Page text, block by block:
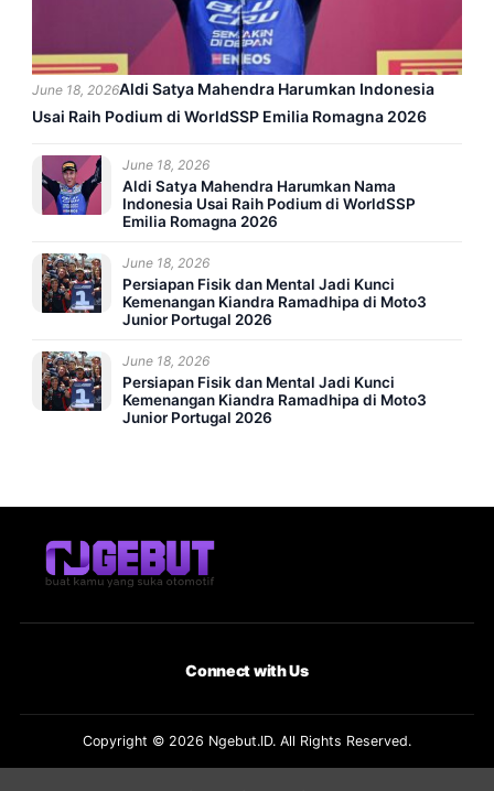
June 18, 2026Aldi Satya Mahendra Harumkan Indonesia
Usai Raih Podium di WorldSSP Emilia Romagna 2026
June 18, 2026
Aldi Satya Mahendra Harumkan Nama
Indonesia Usai Raih Podium di WorldSSP
Emilia Romagna 2026
June 18, 2026
Persiapan Fisik dan Mental Jadi Kunci
Kemenangan Kiandra Ramadhipa di Moto3
Junior Portugal 2026
June 18, 2026
Persiapan Fisik dan Mental Jadi Kunci
Kemenangan Kiandra Ramadhipa di Moto3
Junior Portugal 2026
Connect with Us
Copyright © 2026 Ngebut.ID. All Rights Reserved.